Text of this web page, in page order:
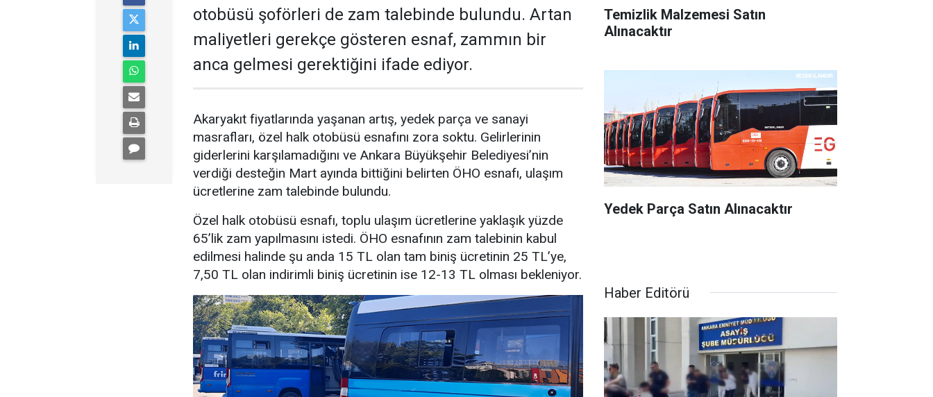
otobüsü şoförleri de zam talebinde bulundu. Artan
maliyetleri gerekçe gösteren esnaf, zammın bir
anca gelmesi gerektiğini ifade ediyor.
Akaryakıt fiyatlarında yaşanan artış, yedek parça ve sanayi
masrafları, özel halk otobüsü esnafını zora soktu. Gelirlerinin
giderlerini karşılamadığını ve Ankara Büyükşehir Belediyesi’nin
verdiği desteğin Mart ayında bittiğini belirten ÖHO esnafı, ulaşım
ücretlerine zam talebinde bulundu.
Özel halk otobüsü esnafı, toplu ulaşım ücretlerine yaklaşık yüzde
65’lik zam yapılmasını istedi. ÖHO esnafının zam talebinin kabul
edilmesi halinde şu anda 15 TL olan tam biniş ücretinin 25 TL’ye,
7,50 TL olan indirimli biniş ücretinin ise 12-13 TL olması bekleniyor.
Temizlik Malzemesi Satın
Alınacaktır
Yedek Parça Satın Alınacaktır
Haber Editörü